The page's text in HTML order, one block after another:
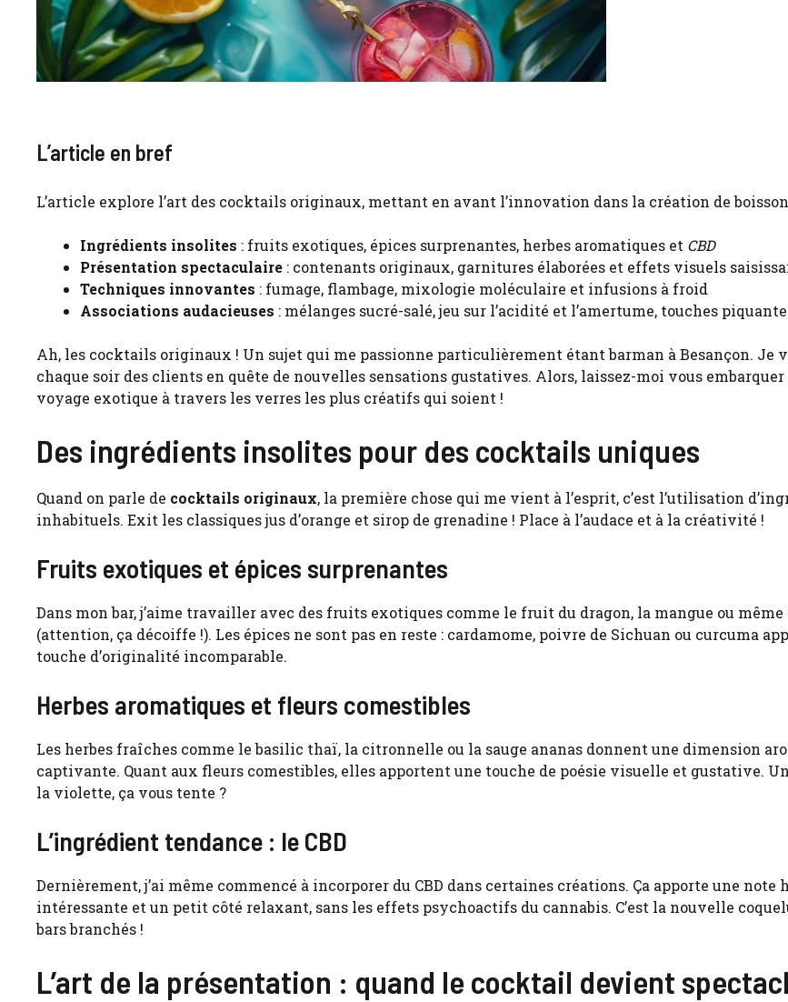
L’article en bref
L’article explore l’art des cocktails originaux, mettant en avant l’innovation dans la création de
Ingrédients insolites : fruits exotiques, épices surprenantes, herbes aromatiques et CBD
Présentation spectaculaire : contenants originaux, garnitures élaborées et effets visuels
Techniques innovantes : fumage, flambage, mixologie moléculaire et infusions à froid
Associations audacieuses : mélanges sucré-salé, jeu sur l’acidité et l’amertume, touches
Ah, les cocktails originaux ! Un sujet qui me passionne particulièrement étant barman à Besançon. Je
chaque soir des clients en quête de nouvelles sensations gustatives. Alors, laissez-moi vous embarquer
voyage exotique à travers les verres les plus créatifs qui soient !
Des ingrédients insolites pour des cocktails uniques
Quand on parle de cocktails originaux, la première chose qui me vient à l’esprit, c’est l’utilisation
inhabituels. Exit les classiques jus d’orange et sirop de grenadine ! Place à l’audace et à la créativité !
Fruits exotiques et épices surprenantes
Dans mon bar, j’aime travailler avec des fruits exotiques comme le fruit du dragon, la mangue ou
(attention, ça décoiffe !). Les épices ne sont pas en reste : cardamome, poivre de Sichuan ou curcuma
touche d’originalité incomparable.
Herbes aromatiques et fleurs comestibles
Les herbes fraîches comme le basilic thaï, la citronnelle ou la sauge ananas donnent une dimension
captivante. Quant aux fleurs comestibles, elles apportent une touche de poésie visuelle et gustative.
la violette, ça vous tente ?
L’ingrédient tendance : le CBD
Dernièrement, j’ai même commencé à incorporer du CBD dans certaines créations. Ça apporte une note
intéressante et un petit côté relaxant, sans les effets psychoactifs du cannabis. C’est la nouvelle
bars branchés !
L’art de la présentation : quand le cocktail devient